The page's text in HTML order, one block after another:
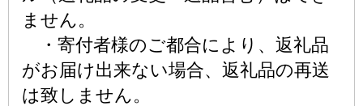
ません。
・寄付者様のご都合により、返礼品
がお届け出来ない場合、返礼品の再送
は致しません。